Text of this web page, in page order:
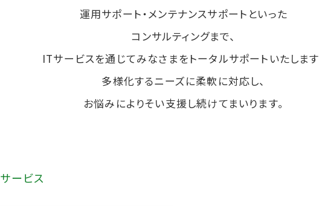
運用サポート・メンテナンスサポートといった
コンサルティングまで、
ITサービスを通じてみなさまをトータルサポートいたします
多様化するニーズに柔軟に対応し、
お悩みによりそい支援し続けてまいります。
サービス